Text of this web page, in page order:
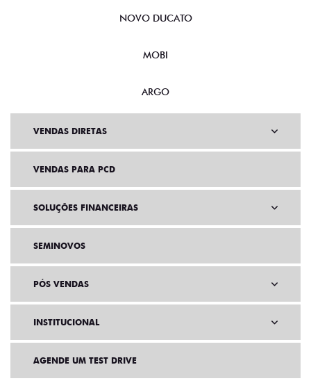
NOVO DUCATO
MOBI
ARGO
VENDAS DIRETAS
VENDAS PARA PCD
SOLUÇÕES FINANCEIRAS
SEMINOVOS
PÓS VENDAS
INSTITUCIONAL
AGENDE UM TEST DRIVE